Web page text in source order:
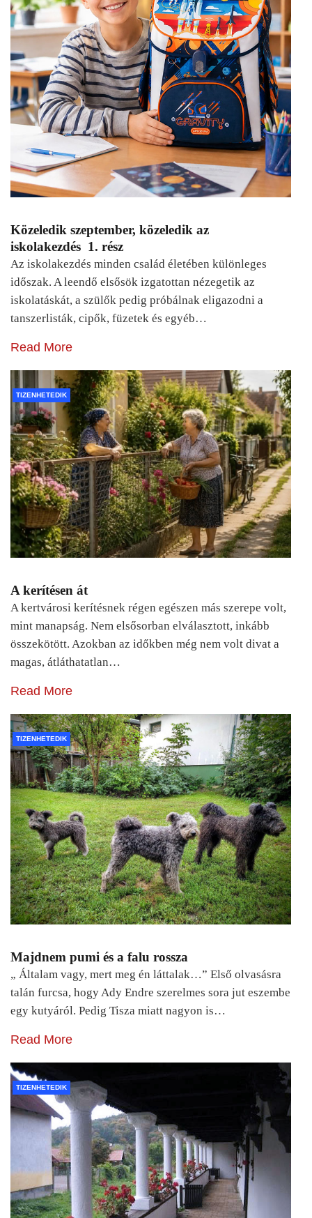
Közeledik szeptember, közeledik az
iskolakezdés 1. rész
Az iskolakezdés minden család életében különleges
időszak. A leendő elsősök izgatottan nézegetik az
iskolatáskát, a szülők pedig próbálnak eligazodni a
tanszerlisták, cipők, füzetek és egyéb…
Read More
TIZENHETEDIK
A kerítésen át
A kertvárosi kerítésnek régen egészen más szerepe volt,
mint manapság. Nem elsősorban elválasztott, inkább
összekötött. Azokban az időkben még nem volt divat a
magas, átláthatatlan…
Read More
TIZENHETEDIK
Majdnem pumi és a falu rossza
„ Általam vagy, mert meg én láttalak…” Első olvasásra
talán furcsa, hogy Ady Endre szerelmes sora jut eszembe
egy kutyáról. Pedig Tisza miatt nagyon is…
Read More
TIZENHETEDIK